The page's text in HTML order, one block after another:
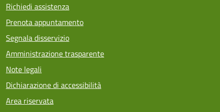
Richiedi assistenza
Prenota appuntamento
Segnala disservizio
Amministrazione trasparente
Note legali
Dichiarazione di accessibilità
Area riservata